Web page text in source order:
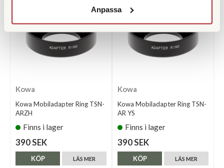
Anpassa
Kowa
Kowa Mobiladapter Ring TSN-
ARZH
Finns i lager
390 SEK
LÄS MER
KÖP
Kowa
Kowa Mobiladapter Ring TSN-
AR YS
Finns i lager
390 SEK
LÄS MER
KÖP